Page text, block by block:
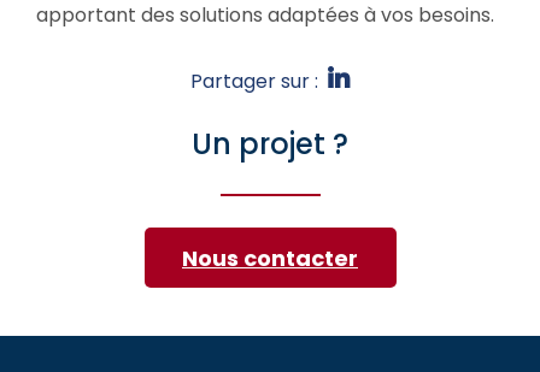
apportant des solutions adaptées à vos besoins.
Partager sur :
Un projet ?
Nous contacter